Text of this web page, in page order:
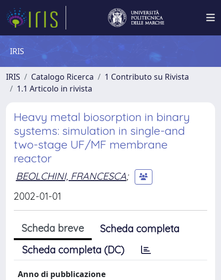
IRIS
IRIS Catalogo Ricerca
1 Contributo su Rivista
1.1 Articolo in rivista
Heavy metal biosorption in binary
systems: simulation in single-and
two-stage UF/MF membrane
reactor
BEOLCHINI, FRANCESCA;
2002-01-01
Scheda breve
Scheda completa
Scheda completa (DC)
Anno di pubblicazione